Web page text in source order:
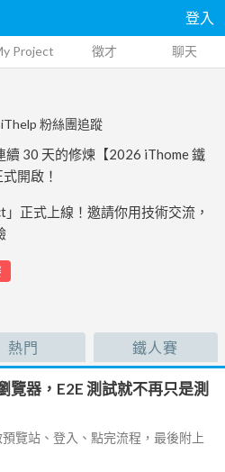
登入
Project 徵才 聊天
粉絲團追蹤
續 30 天的修煉【2026 iThome 鐵
開啟！
正式上線！邀請你用技術交流，
熱門 鐵人賽
器，E2E 測試就不再只是測
覽站、登入、點完流程，最後附上